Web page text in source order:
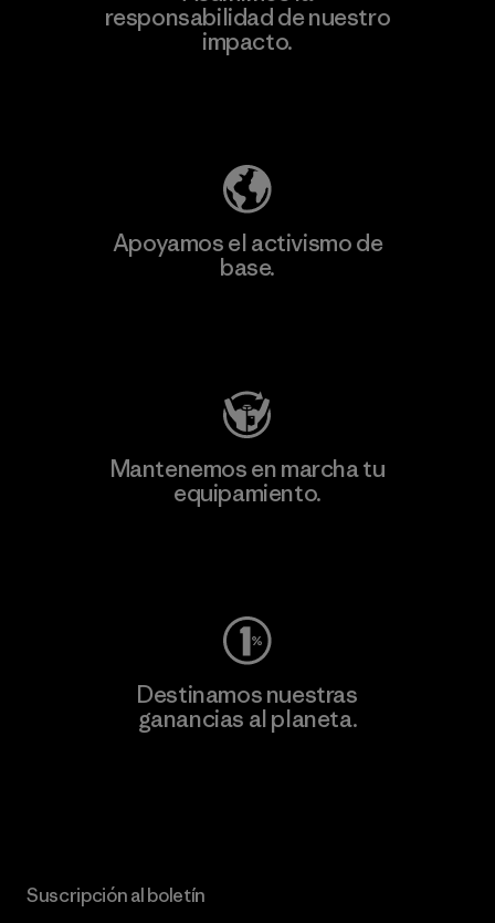
información
responsabilidad de nuestro
impacto.
Apoyamos el activismo de
base.
Mantenemos en marcha tu
equipamiento.
Destinamos nuestras
ganancias al planeta.
Suscripción al boletín